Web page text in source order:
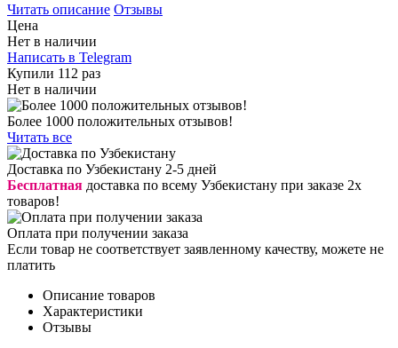
Читать описание Отзывы
Цена
Нет в наличии
Написать в Telegram
Купили 112 раз
Нет в наличии
Более 1000 положительных отзывов!
Читать все
Доставка по Узбекистану 2-5 дней
Бесплатная доставка по всему Узбекистану при заказе 2х
товаров!
Оплата при получении заказа
Если товар не соответствует заявленному качеству, можете не
платить
Описание товаров
Характеристики
Отзывы